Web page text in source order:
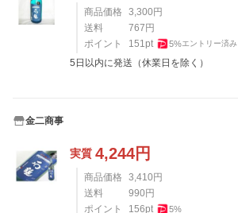
商品価格 3,300 円
送料
767 円
ポイント
151pt 5%エントリー済み
5日以内に発送（休業日を除く）
金二商事
実質 4,244円
商品価格 3,410 円
送料
990 円
ポイント
156pt 5%